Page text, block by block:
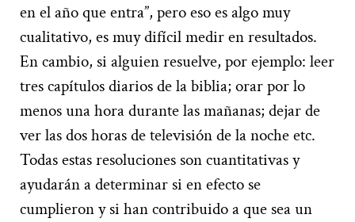
en el año que entra”, pero eso es algo muy
cualitativo, es muy difícil medir en resultados.
En cambio, si alguien resuelve, por ejemplo: leer
tres capítulos diarios de la biblia; orar por lo
menos una hora durante las mañanas; dejar de
ver las dos horas de televisión de la noche etc.
Todas estas resoluciones son cuantitativas y
ayudarán a determinar si en efecto se
cumplieron y si han contribuido a que sea un